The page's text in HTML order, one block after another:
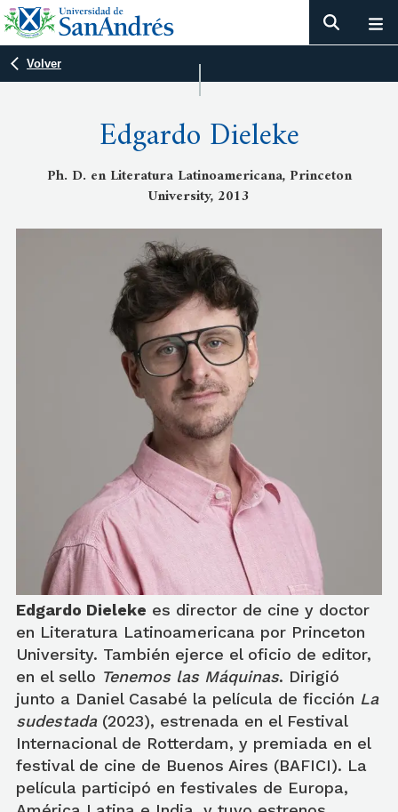
Volver
Edgardo Dieleke
Ph. D. en Literatura Latinoamericana, Princeton
University, 2013
Edgardo Dieleke es director de cine y doctor
en Literatura Latinoamericana por Princeton
University. También ejerce el oficio de editor,
en el sello Tenemos las Máquinas. Dirigió
junto a Daniel Casabé la película de ficción La
sudestada(2023), estrenada en el Festival
Internacional de Rotterdam, y premiada en el
festival de cine de Buenos Aires (BAFICI). La
película participó en festivales de Europa,